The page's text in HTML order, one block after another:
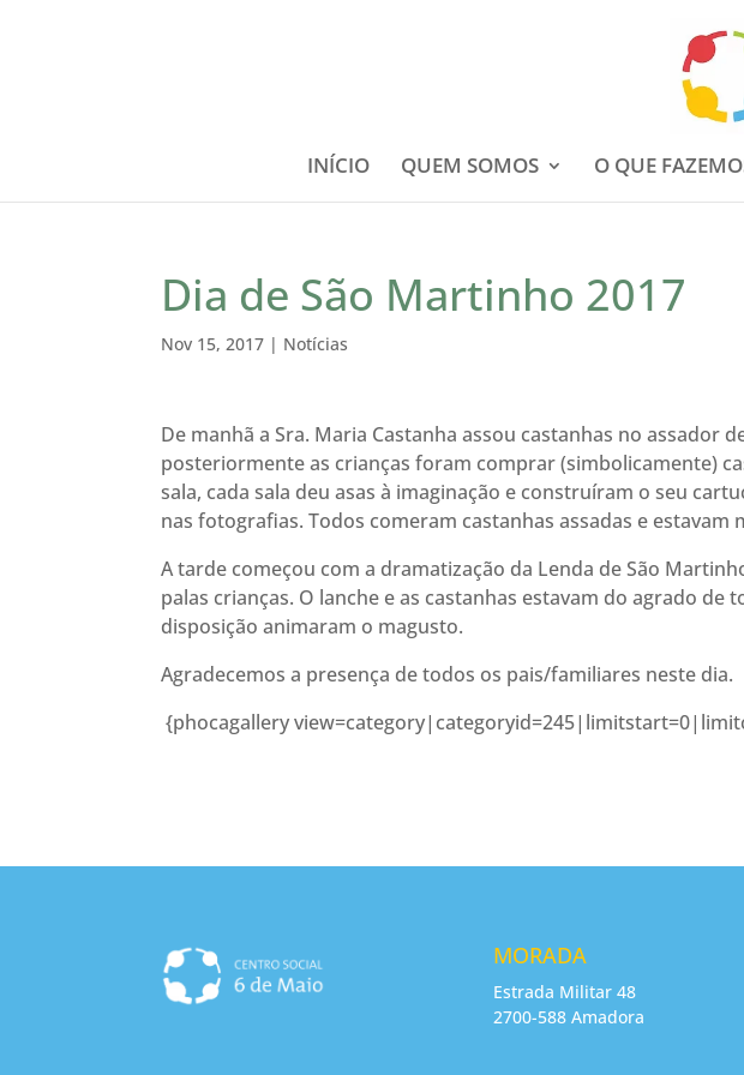
INÍCIO QUEM SOMOS O QUE
Dia de São Martinho 2017
Nov 15, 2017 | Notícias
De manhã a Sra. Maria Castanha assou castanhas no assador
posteriormente as crianças foram comprar (simbolicamente)
sala, cada sala deu asas à imaginação e construíram o seu
nas fotografias. Todos comeram castanhas assadas e estavam
A tarde começou com a dramatização da Lenda de São
palas crianças. O lanche e as castanhas estavam do agrado de
disposição animaram o magusto.
Agradecemos a presença de todos os pais/familiares neste dia.
{phocagallery
MORADA
Estrada Militar 48
2700-588 Amadora